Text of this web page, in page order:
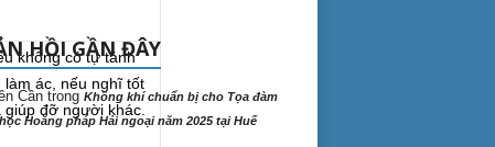
không có tự tánh
ác, nếu nghĩ tốt
đỡ người khác.
HỒI GẦN ĐÂY
Cầntrong Không khí chuẩn bị cho Tọa đàm
Hoằng pháp Hải ngoại năm 2025 tại Huế